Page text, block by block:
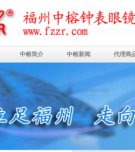
中榕简介 中榕新闻 代理商